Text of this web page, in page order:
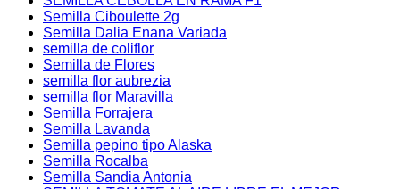
Semilla Ciboulette 2g
Semilla Dalia Enana Variada
semilla de coliflor
Semilla de Flores
semilla flor aubrezia
semilla flor Maravilla
Semilla Forrajera
Semilla Lavanda
Semilla pepino tipo Alaska
Semilla Rocalba
Semilla Sandia Antonia